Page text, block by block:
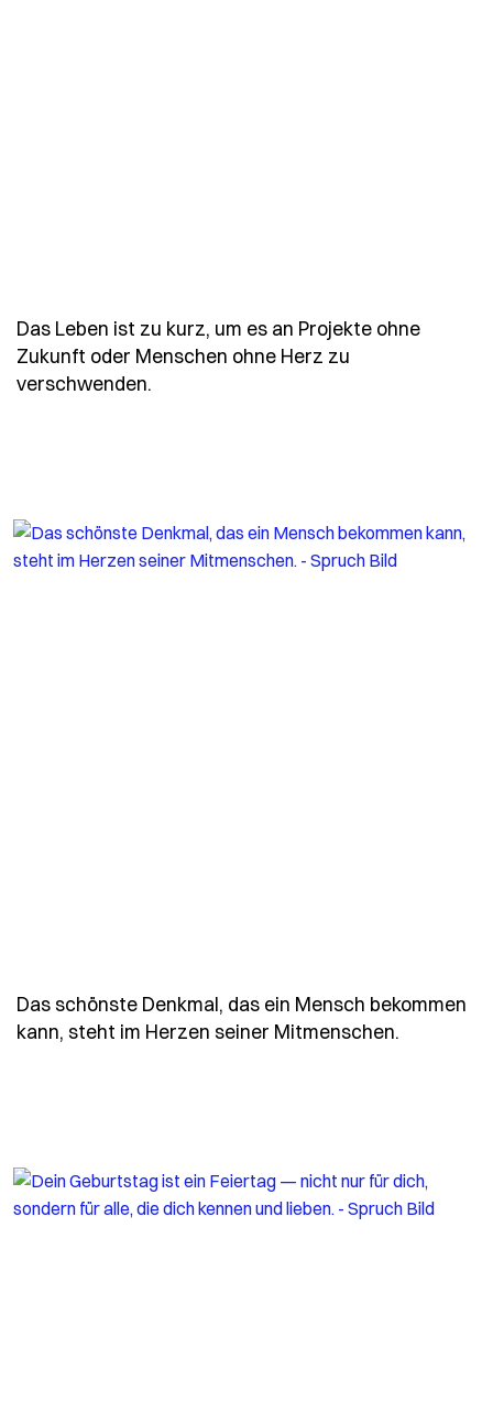
Das Leben ist zu kurz, um es an Projekte ohne
Zukunft oder Menschen ohne Herz zu
verschwenden.
Das schönste Denkmal, das ein Mensch bekommen
kann, steht im Herzen seiner Mitmenschen.